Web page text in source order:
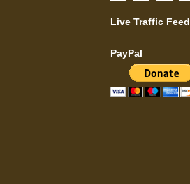
Live Traffic Feed
PayPal